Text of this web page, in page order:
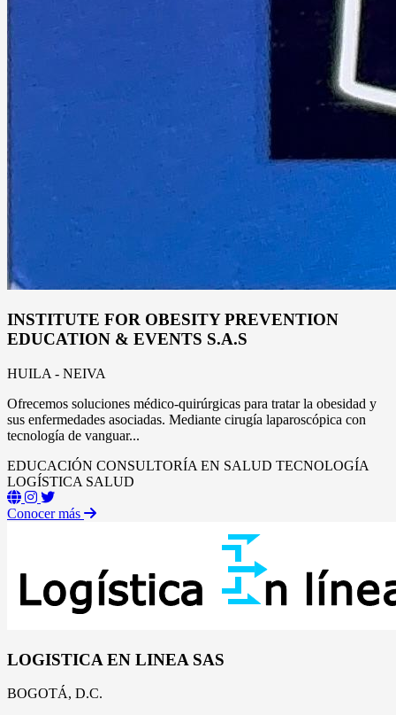
INSTITUTE FOR OBESITY PREVENTION
EDUCATION & EVENTS S.A.S
HUILA - NEIVA
Ofrecemos soluciones médico-quirúrgicas para tratar la obesidad y
sus enfermedades asociadas. Mediante cirugía laparoscópica con
tecnología de vanguar...
EDUCACIÓN CONSULTORÍA EN SALUD TECNOLOGÍA
LOGÍSTICA SALUD
Conocer más
LOGISTICA EN LINEA SAS
BOGOTÁ, D.C.